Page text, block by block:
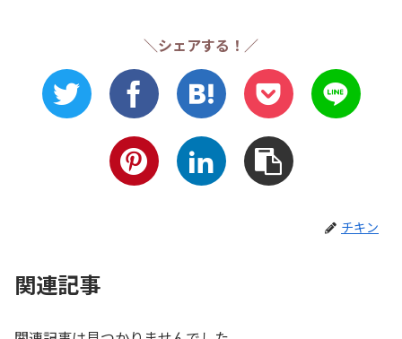
＼シェアする！／
チキン
関連記事